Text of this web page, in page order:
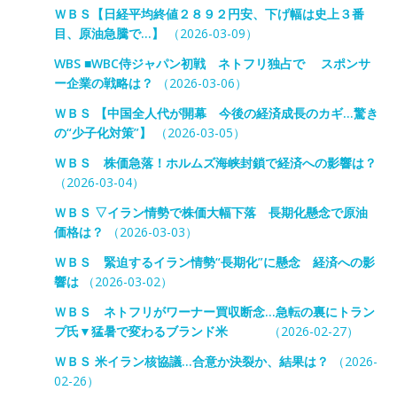
ＷＢＳ【日経平均終値２８９２円安、下げ幅は史上３番
目、原油急騰で…】
（2026-03-09）
WBS ■WBC侍ジャパン初戦 ネトフリ独占で スポンサ
ー企業の戦略は？
（2026-03-06）
ＷＢＳ 【中国全人代が開幕 今後の経済成長のカギ…驚き
の“少子化対策”】
（2026-03-05）
ＷＢＳ 株価急落！ホルムズ海峡封鎖で経済への影響は？
（2026-03-04）
ＷＢＳ ▽イラン情勢で株価大幅下落 長期化懸念で原油
価格は？
（2026-03-03）
ＷＢＳ 緊迫するイラン情勢“長期化”に懸念 経済への影
響は（2026-03-02）
ＷＢＳ ネトフリがワーナー買収断念…急転の裏にトラン
プ氏▼猛暑で変わるブランド米
（2026-02-27）
ＷＢＳ 米イラン核協議…合意か決裂か、結果は？
（2026-
02-26）